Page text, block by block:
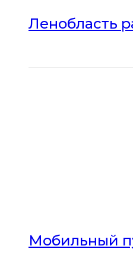
Ленобласть
Мобильный